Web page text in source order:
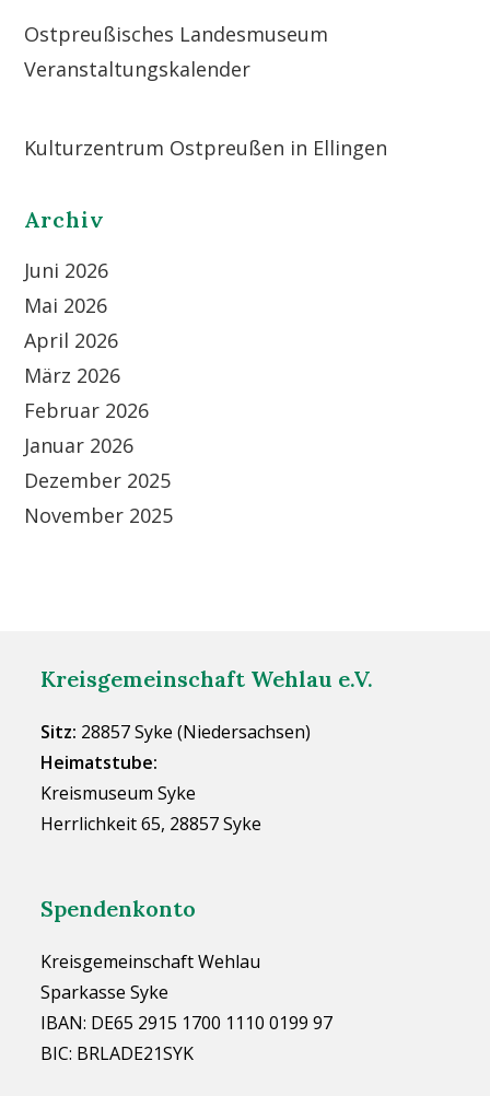
Ostpreußisches Landesmuseum
Veranstaltungskalender
Kulturzentrum Ostpreußen in Ellingen
Archiv
Juni 2026
Mai 2026
April 2026
März 2026
Februar 2026
Januar 2026
Dezember 2025
November 2025
Kreisgemeinschaft Wehlau e.V.
Sitz: 28857 Syke (Niedersachsen)
Heimatstube:
Kreismuseum Syke
Herrlichkeit 65, 28857 Syke
Spendenkonto
Kreisgemeinschaft Wehlau
Sparkasse Syke
IBAN: DE65 2915 1700 1110 0199 97
BIC: BRLADE21SYK